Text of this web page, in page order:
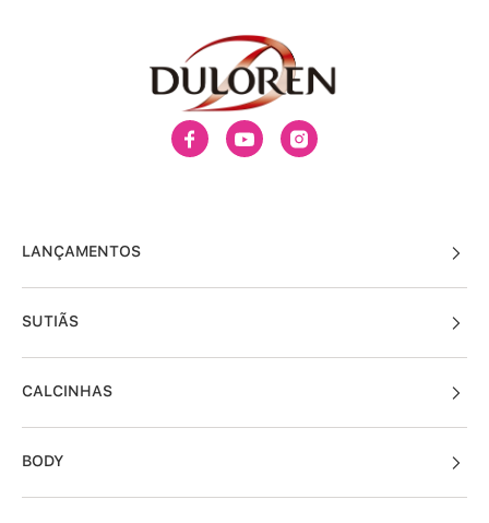
LANÇAMENTOS
SUTIÃS
CALCINHAS
BODY